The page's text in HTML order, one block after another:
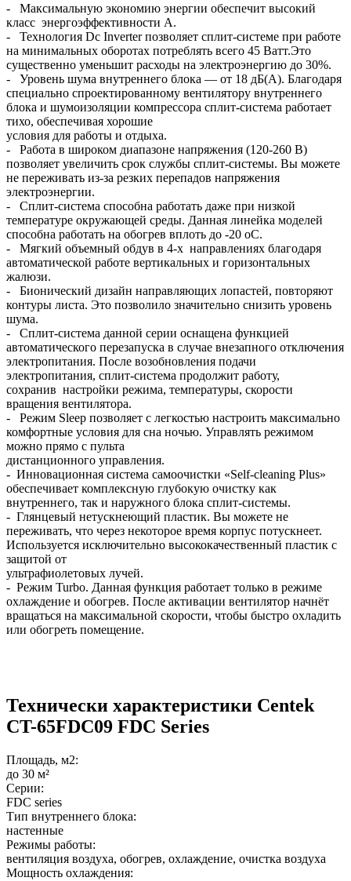
- Максимальную экономию энергии обеспечит высокий
класс энергоэффективности А.
- Технология Dc Inverter позволяет сплит-системе при работе
на минимальных оборотах потреблять всего 45 Ватт.Это
существенно уменьшит расходы на электроэнергию до 30%.
- Уровень шума внутреннего блока — от 18 дБ(А). Благодаря
специально спроектированному вентилятору внутреннего
блока и шумоизоляции компрессора сплит-система работает
тихо, обеспечивая хорошие
условия для работы и отдыха.
- Работа в широком диапазоне напряжения (120-260 В)
позволяет увеличить срок службы сплит-системы. Вы можете
не переживать из-за резких перепадов напряжения
электроэнергии.
- Сплит-система способна работать даже при низкой
температуре окружающей среды. Данная линейка моделей
способна работать на обогрев вплоть до -20 oC.
- Мягкий объемный обдув в 4-х направлениях благодаря
автоматической работе вертикальных и горизонтальных
жалюзи.
- Бионический дизайн направляющих лопастей, повторяют
контуры листа. Это позволило значительно снизить уровень
шума.
- Сплит-система данной серии оснащена функцией
автоматического перезапуска в случае внезапного отключения
электропитания. После возобновления подачи
электропитания, сплит-система продолжит работу,
сохранив настройки режима, температуры, скорости
вращения вентилятора.
- Режим Sleep позволяет с легкостью настроить максимально
комфортные условия для сна ночью. Управлять режимом
можно прямо с пульта
дистанционного управления.
- Инновационная система самоочистки «Self-cleaning Plus»
обеспечивает комплексную глубокую очистку как
внутреннего, так и наружного блока сплит-системы.
- Глянцевый нетускнеющий пластик. Вы можете не
переживать, что через некоторое время корпус потускнеет.
Используется исключительно высококачественный пластик с
защитой от
ультрафиолетовых лучей.
- Режим Turbo. Данная функция работает только в режиме
охлаждение и обогрев. После активации вентилятор начнёт
вращаться на максимальной скорости, чтобы быстро охладить
или обогреть помещение.
Технически характеристики Centek
CT-65FDC09 FDC Series
Площадь, м2:
до 30 м²
Серии:
FDC series
Тип внутреннего блока:
настенные
Режимы работы:
вентиляция воздуха, обогрев, охлаждение, очистка воздуха
Мощность охлаждения: